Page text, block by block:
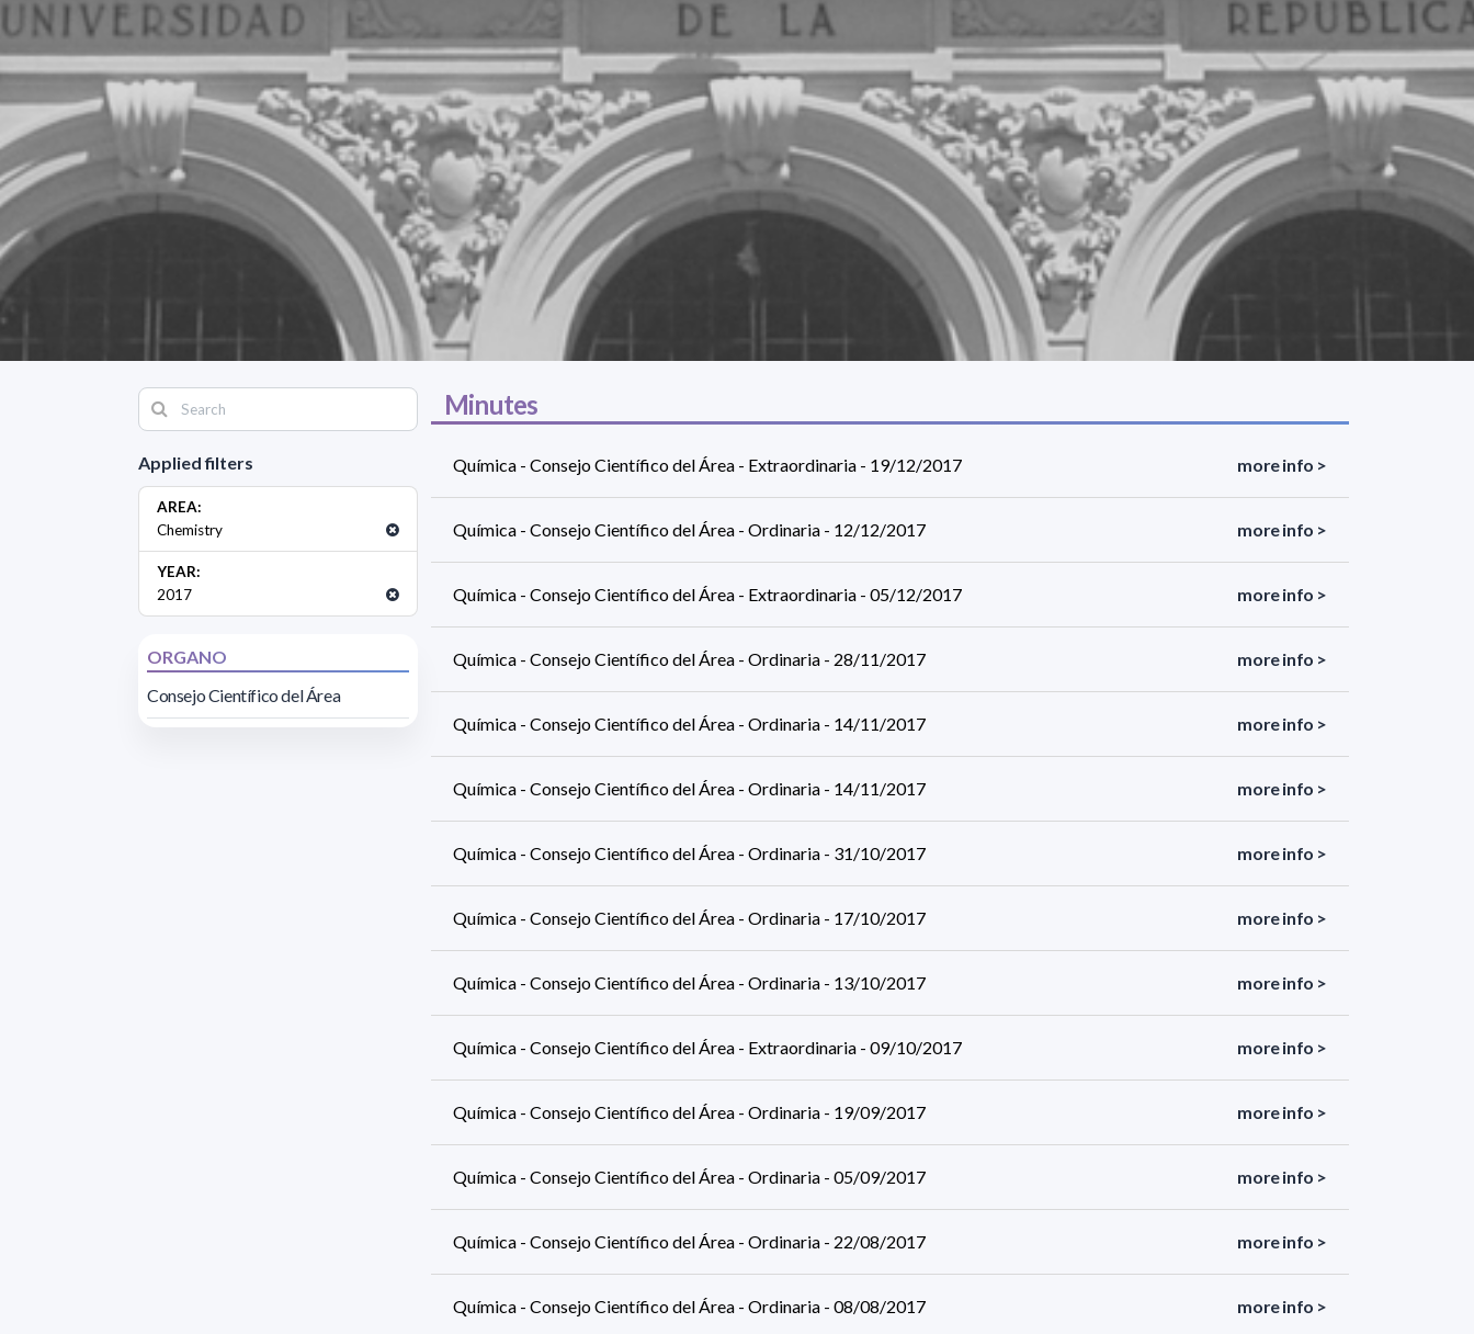
Applied filters
AREA:
Chemistry
YEAR:
2017
ORGANO
Consejo Científico del Área
Minutes
Química - Consejo Científico del Área - Extraordinaria - 19/12/2017 more info >
Química - Consejo Científico del Área - Ordinaria - 12/12/2017 more info >
Química - Consejo Científico del Área - Extraordinaria - 05/12/2017 more info >
Química - Consejo Científico del Área - Ordinaria - 28/11/2017 more info >
Química - Consejo Científico del Área - Ordinaria - 14/11/2017 more info >
Química - Consejo Científico del Área - Ordinaria - 14/11/2017 more info >
Química - Consejo Científico del Área - Ordinaria - 31/10/2017 more info >
Química - Consejo Científico del Área - Ordinaria - 17/10/2017 more info >
Química - Consejo Científico del Área - Ordinaria - 13/10/2017 more info >
Química - Consejo Científico del Área - Extraordinaria - 09/10/2017 more info >
Química - Consejo Científico del Área - Ordinaria - 19/09/2017 more info >
Química - Consejo Científico del Área - Ordinaria - 05/09/2017 more info >
Química - Consejo Científico del Área - Ordinaria - 22/08/2017 more info >
Química - Consejo Científico del Área - Ordinaria - 08/08/2017 more info >